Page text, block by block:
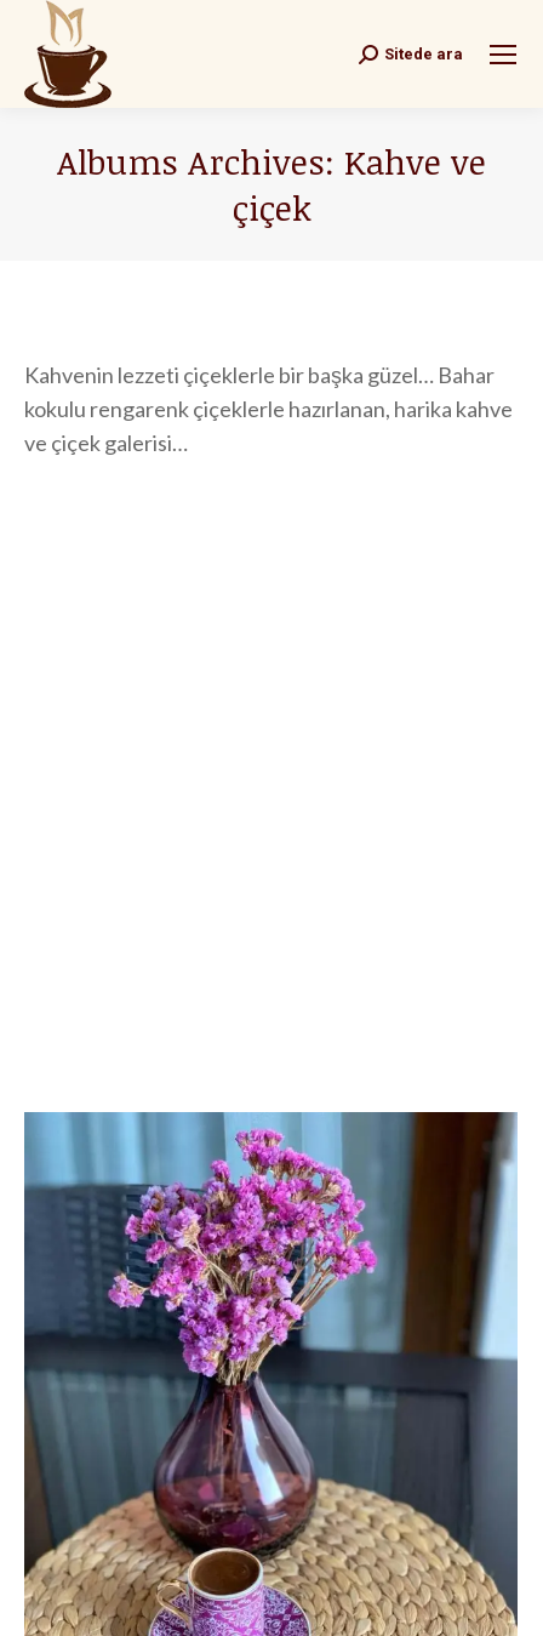
Search:
Sitede ara
Albums Archives: Kahve ve
çiçek
Kahvenin lezzeti çiçeklerle bir başka güzel… Bahar
kokulu rengarenk çiçeklerle hazırlanan, harika kahve
ve çiçek galerisi…